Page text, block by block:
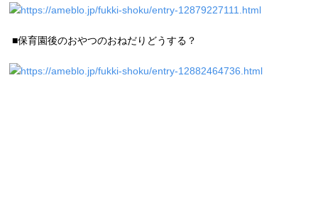
https://ameblo.jp/fukki-shoku/entry-12879227111.html
■保育園後のおやつのおねだりどうする？
https://ameblo.jp/fukki-shoku/entry-12882464736.html